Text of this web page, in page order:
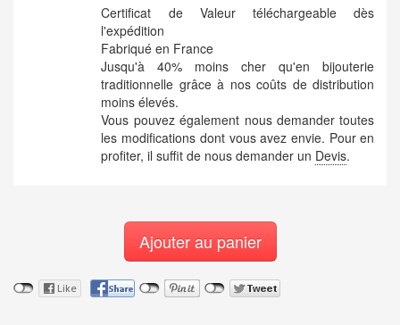
Certificat de Valeur téléchargeable dès
l'expédition
Fabriqué en France
Jusqu'à 40% moins cher qu'en bijouterie
traditionnelle grâce à nos coûts de distribution
moins élevés.
Vous pouvez également nous demander toutes
les modifications dont vous avez envie. Pour en
profiter, il suffit de nous demander un Devis.
Ajouter au panier